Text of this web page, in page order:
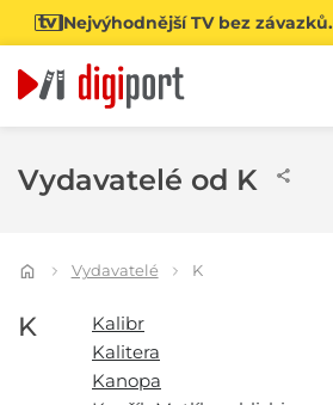
Nejvýhodnější TV bez závazků.
Vydavatelé od K
Vydavatelé K
K
Kalibr
Kalitera
Kanopa